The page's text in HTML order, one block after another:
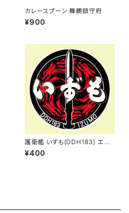
カレースプーン 舞鶴鎮守府
¥900
護衛艦 いずも(DDH183) エン
ブレムステッカー
¥400